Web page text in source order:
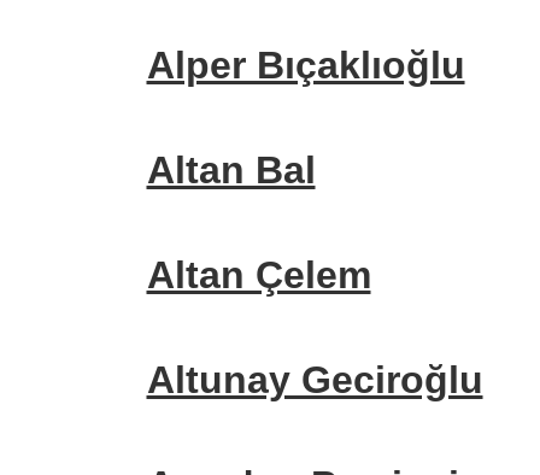
Alper Bıçaklıoğlu
Altan Bal
Altan Çelem
Altunay Geciroğlu